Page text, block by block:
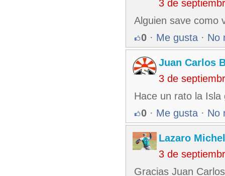
3 de
Alguien save como
0 · Me gusta · No
Juan Carlos
3 de
Hace un rato la
0 · Me gusta · No
Lazaro
3 de
Gracias Juan